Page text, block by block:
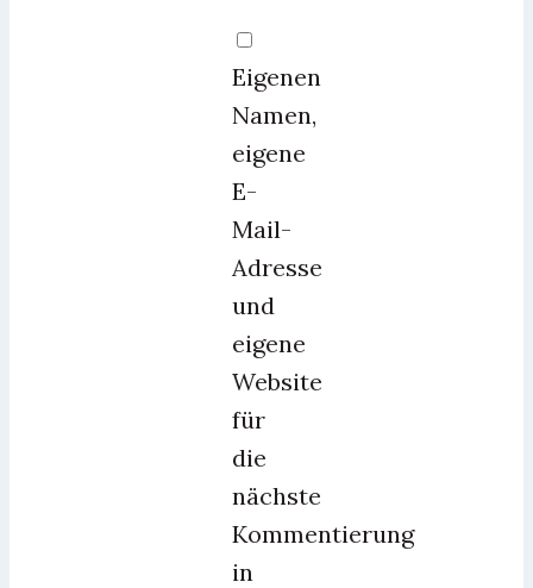
Eigenen
Namen,
eigene
E-
Mail-
Adresse
und
eigene
Website
für
die
nächste
Kommentierung
in